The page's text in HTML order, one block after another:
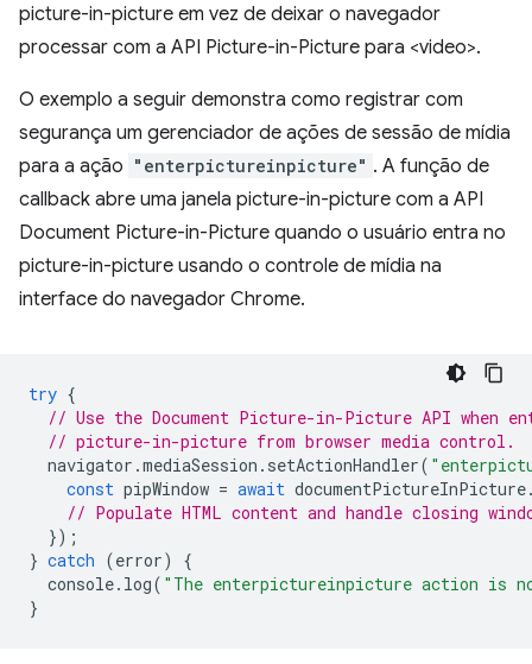
picture-in-picture em vez de deixar o navegador
processar com a API Picture-in-Picture para <video>.
O exemplo a seguir demonstra como registrar com
segurança um gerenciador de ações de sessão de mídia
para a ação "enterpictureinpicture" . A função de
callback abre uma janela picture-in-picture com a API
Document Picture-in-Picture quando o usuário entra no
picture-in-picture usando o controle de mídia na
interface do navegador Chrome.
try {
// Use the Document Picture-in-Picture API when
// picture-in-picture from browser media control.
navigator .mediaSession . setActionHandler(
const pipWindow = await documentPictureInPicture
// Populate HTML content and handle closing
});
} catch (error)
{
console. log( "The enterpictureinpicture action is
}